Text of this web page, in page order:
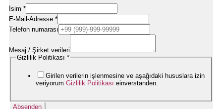
İsim *
E-Mail-Adresse *
Nachricht
Adresse
Datenschutzerklärung
Telefon numarası
Mesaj / Şirket verileri
Gizlilik Politikası *
Girilen verilerin işlenmesine ve aşağıdaki hususlara izin
veriyorum Gizlilik Politikası einverstanden.
Absenden